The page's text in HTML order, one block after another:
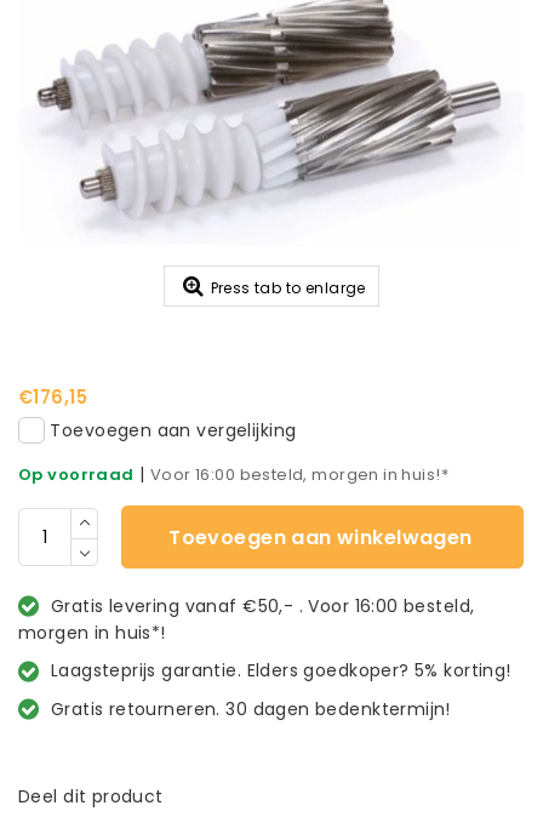
Press tab to enlarge
€176,15
Toevoegen aan vergelijking
Op voorraad | Voor 16:00 besteld, morgen in huis!*
Toevoegen aan winkelwagen
Gratis levering vanaf €50,- . Voor 16:00 besteld,
morgen in huis*!
Laagsteprijs garantie. Elders goedkoper? 5% korting!
Gratis retourneren. 30 dagen bedenktermijn!
Deel dit product